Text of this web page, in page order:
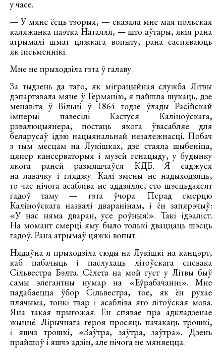
у часе.
— У мяне ёсць тэорыя, — сказала мне мая польская
каляжанка паэтка Наталля, — што аўтары, якія рана
атрымалі шмат цяжкага вопыту, рана саспяваюць
як пісьменнікі.
Мне не прыходзіла гэта ў галаву.
За тыдзень да таго, як міграцыйная служба Літвы
дэпартавала мяне ў Германію, я пайшла шукаць, дзе
менавіта ў Вільні ў 1864 годзе ўлады Расійскай
імперыі павесілі Кастуся Каліноўскага,
рэвалюцыянера, постаць якога ўвасабляе для
беларусаў ідэю нацыянальнай незалежнасці. Побач
з тым месцам на Лукішках, дзе стаяла шыбеніца,
цяпер кансерваторыя і музей генацыду, у будынку
якога раней размяшчаўся КДБ. Я саджуся
на лавачку і гляджу. Калі змены не надыходзяць,
то час нічога асабліва не аддзяляе, сто шэсцьдзясят
гадоў таму — гэта ўчора. Перад смерцю
Каліноўскага назвалі дваранінам, і ён запярэчыў:
«У нас няма дваран, усе роўныя!». Такі ідэаліст.
На момант смерці яму было толькі дваццаць шэсць
гадоў. Рана атрымаў цяжкі вопыт.
Нядаўна я прыходзіла сюды на Лукішкі на канцэрт,
каб пабачыць і паслухаць літоўскага спевака
Сільвестра Бэлта. Сёлета на мой густ у Літвы быў
самы элегантны нумар на «Еўрабачанні». Мне
падабаецца ўбор Сільвестра, тое, як ён рухае
плячыма, тонкі твар і асабліва яго літоўская мова.
Яна такая прыгожая. Ён спявае пра адкладзенае
жыццё. Лірычнага героя просяць пачакаць трошкі,
і яшчэ трошкі, «Заўтра, заўтра, заўтра». Дзень
прайшоў і яшчэ адзін, але нічога не мяняецца.